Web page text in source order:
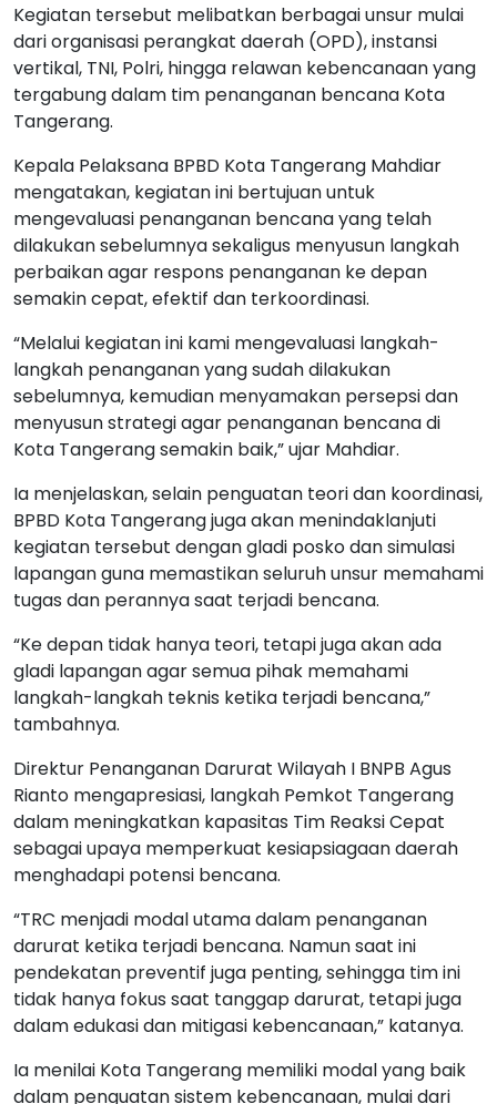
Kegiatan tersebut melibatkan berbagai unsur mulai
dari organisasi perangkat daerah (OPD), instansi
vertikal, TNI, Polri, hingga relawan kebencanaan yang
tergabung dalam tim penanganan bencana Kota
Tangerang.
Kepala Pelaksana BPBD Kota Tangerang Mahdiar
mengatakan, kegiatan ini bertujuan untuk
mengevaluasi penanganan bencana yang telah
dilakukan sebelumnya sekaligus menyusun langkah
perbaikan agar respons penanganan ke depan
semakin cepat, efektif dan terkoordinasi.
“Melalui kegiatan ini kami mengevaluasi langkah-
langkah penanganan yang sudah dilakukan
sebelumnya, kemudian menyamakan persepsi dan
menyusun strategi agar penanganan bencana di
Kota Tangerang semakin baik,” ujar Mahdiar.
Ia menjelaskan, selain penguatan teori dan koordinasi,
BPBD Kota Tangerang juga akan menindaklanjuti
kegiatan tersebut dengan gladi posko dan simulasi
lapangan guna memastikan seluruh unsur memahami
tugas dan perannya saat terjadi bencana.
“Ke depan tidak hanya teori, tetapi juga akan ada
gladi lapangan agar semua pihak memahami
langkah-langkah teknis ketika terjadi bencana,”
tambahnya.
Direktur Penanganan Darurat Wilayah I BNPB Agus
Rianto mengapresiasi, langkah Pemkot Tangerang
dalam meningkatkan kapasitas Tim Reaksi Cepat
sebagai upaya memperkuat kesiapsiagaan daerah
menghadapi potensi bencana.
“TRC menjadi modal utama dalam penanganan
darurat ketika terjadi bencana. Namun saat ini
pendekatan preventif juga penting, sehingga tim ini
tidak hanya fokus saat tanggap darurat, tetapi juga
dalam edukasi dan mitigasi kebencanaan,” katanya.
Ia menilai Kota Tangerang memiliki modal yang baik
dalam penguatan sistem kebencanaan, mulai dari